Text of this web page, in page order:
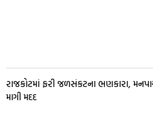
રાજકોટમાં ફરી જળસંકટના ભણકારા,
માગી મદદ